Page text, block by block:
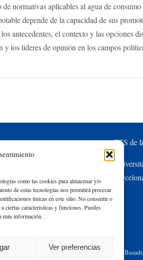
como las cookies para almacenar y/o
de estas tecnologías nos permitirá procesar
únicas en este sitio. No consentir o
ciertas características y funciones. Puedes
más información.
Ver preferencias
normativas aplicables al agua de
depende de la capacidad de sus
antecedentes, el contexto y las opciones
y los líderes de opinión en los campos
académica de los
de la ETS de Ingenieros
Politécnica de
académico 1976-77
ETS de
Mujeriego | Todos los derechos reservados |